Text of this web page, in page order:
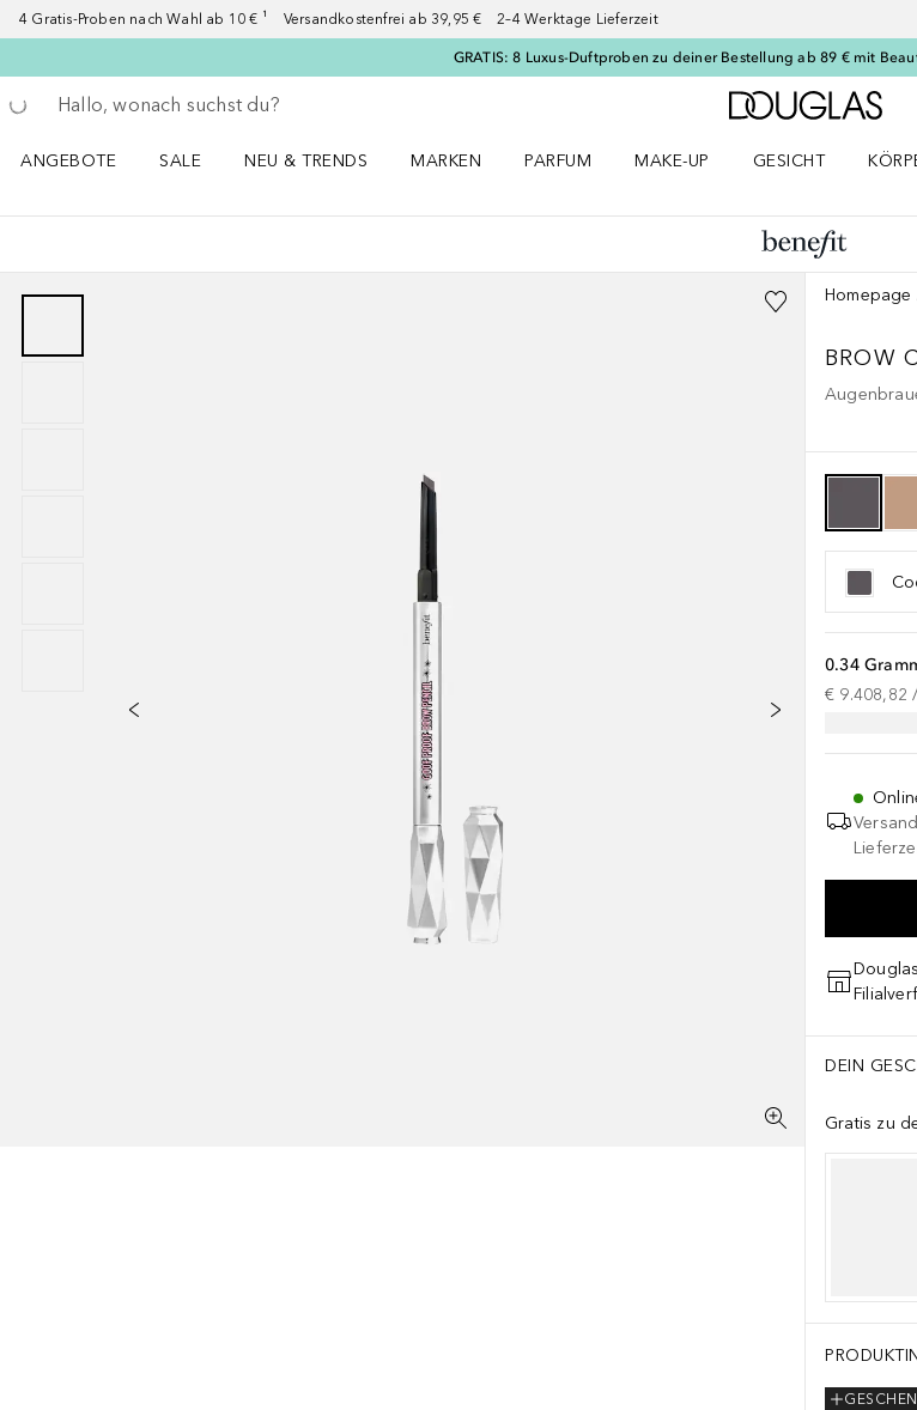
4 Gratis-Proben nach Wahl ab 10 € ¹ Versandkostenfrei ab 39,95 € 2–4 Werktage Lieferzeit
GRATIS: 8 Luxus-Duftproben zu deiner Bestellung ab 89 € mit
Gehe zurück
Suche ausführen
Zur
ANGEBOTE
SALE
NEU & TRENDS
MARKEN
PARFUM
MAKE-UP
GESICHT
Homepage
BROW
0.34
€ 9.408,82 /
DEIN
Gratis zu